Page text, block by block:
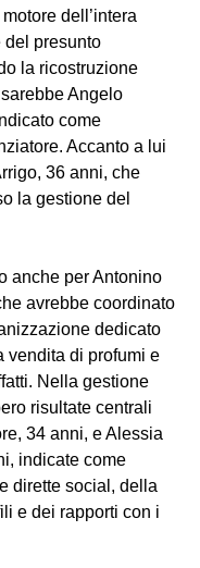
dell’intera
del presunto
la ricostruzione
Angelo
come
Accanto a lui
36 anni, che
la gestione del
anche per Antonino
avrebbe coordinato
dedicato
vendita di profumi e
Nella gestione
risultate centrali
34 anni, e Alessia
indicate come
dirette social, della
e dei rapporti con i